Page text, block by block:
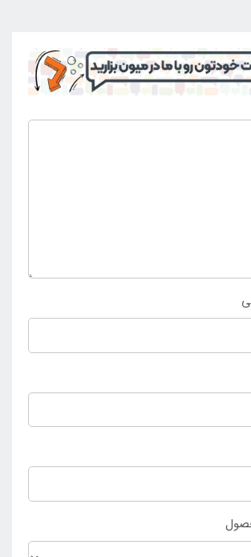
باشد و می تواند با انواع پمپ باد راه
بادی که در ساختار این محصول ایجاد
باد کردن سریع و آسان را ایجاد کرده
های مختلف بتوان از آن بهره کافی را برد.
نیز می باشد و از بهترین مواد اولیه
می خورد.